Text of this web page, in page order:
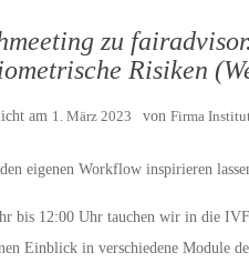
zu
Risiken
am 1. März 2023 vonFirma
eigenen Workflow inspirieren
bis 12:00 Uhr tauchen wir in die
Einblick in verschiedene Module